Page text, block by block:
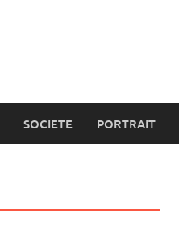
SOCIETE PORTRAIT